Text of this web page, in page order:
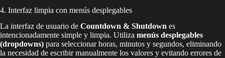
4. Interfaz limpia con menús desplegables
La interfaz de usuario de Countdown & Shutdown es
intencionadamente simple y limpia. Utiliza menús desplegables
(dropdowns) para seleccionar horas, minutos y segundos, eliminando
la necesidad de escribir manualmente los valores y evitando errores de